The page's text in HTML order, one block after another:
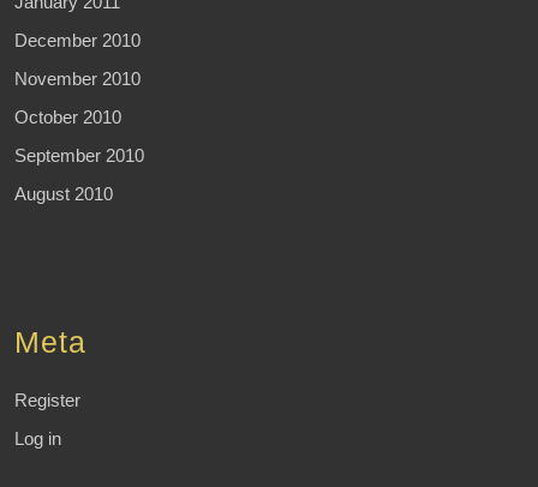
December 2010
November 2010
October 2010
September 2010
August 2010
Meta
Register
Log in